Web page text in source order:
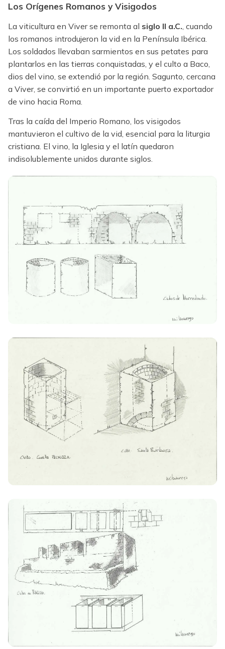
Los Orígenes Romanos y Visigodos
La viticultura en Viver se remonta al siglo II a.C., cuando
los romanos introdujeron la vid en la Península Ibérica.
Los soldados llevaban sarmientos en sus petates para
plantarlos en las tierras conquistadas, y el culto a Baco,
dios del vino, se extendió por la región. Sagunto, cercana
a Viver, se convirtió en un importante puerto exportador
de vino hacia Roma.
Tras la caída del Imperio Romano, los visigodos
mantuvieron el cultivo de la vid, esencial para la liturgia
cristiana. El vino, la Iglesia y el latín quedaron
indisolublemente unidos durante siglos.